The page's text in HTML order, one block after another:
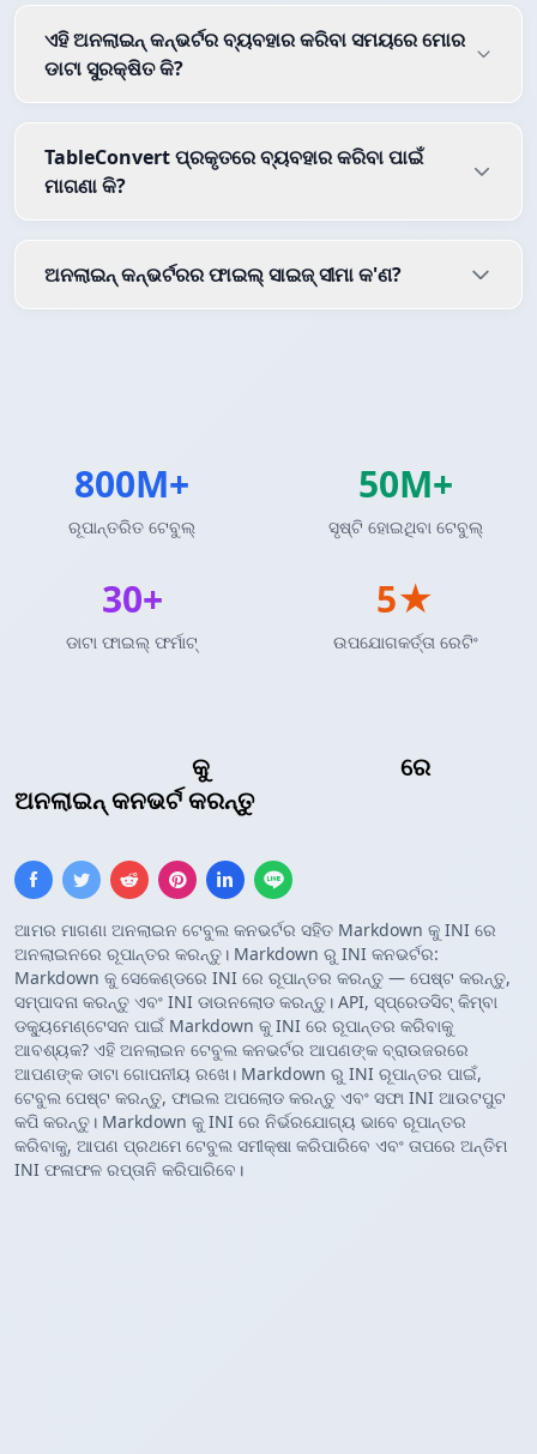
କୁ
ରେ
ଅନଲାଇନ୍ କନଭର୍ଟ କରନ୍ତୁ
ଆମର ମାଗଣା ଅନଲାଇନ ଟେବୁଲ କନଭର୍ଟର ସହିତ Markdown କୁ INI ରେ
ଅନଲାଇନରେ ରୂପାନ୍ତର କରନ୍ତୁ। Markdown ରୁ INI କନଭର୍ଟର:
Markdown କୁ ସେକେଣ୍ଡରେ INI ରେ ରୂପାନ୍ତର କରନ୍ତୁ — ପେଷ୍ଟ କରନ୍ତୁ,
ସମ୍ପାଦନା କରନ୍ତୁ ଏବଂ INI ଡାଉନଲୋଡ କରନ୍ତୁ। API, ସ୍ପ୍ରେଡସିଟ୍ କିମ୍ବା
ଡକ୍ୟୁମେଣ୍ଟେସନ ପାଇଁ Markdown କୁ INI ରେ ରୂପାନ୍ତର କରିବାକୁ
ଆବଶ୍ୟକ? ଏହି ଅନଲାଇନ ଟେବୁଲ କନଭର୍ଟର ଆପଣଙ୍କ ବ୍ରାଉଜରରେ
ଆପଣଙ୍କ ଡାଟା ଗୋପନୀୟ ରଖେ। Markdown ରୁ INI ରୂପାନ୍ତର ପାଇଁ,
ଟେବୁଲ ପେଷ୍ଟ କରନ୍ତୁ, ଫାଇଲ ଅପଲୋଡ କରନ୍ତୁ ଏବଂ ସଫା INI ଆଉଟପୁଟ
କପି କରନ୍ତୁ। Markdown କୁ INI ରେ ନିର୍ଭରଯୋଗ୍ୟ ଭାବେ ରୂପାନ୍ତର
କରିବାକୁ, ଆପଣ ପ୍ରଥମେ ଟେବୁଲ ସମୀକ୍ଷା କରିପାରିବେ ଏବଂ ତାପରେ ଅନ୍ତିମ
INI ଫଳାଫଳ ରପ୍ତାନି କରିପାରିବେ।
ଏହି ଅନଲାଇନ୍ କନ୍ଭର୍ଟର ବ୍ୟବହାର କରିବା ସମୟରେ ମୋର
ଡାଟା ସୁରକ୍ଷିତ କି?
TableConvert ପ୍ରକୃତରେ ବ୍ୟବହାର କରିବା ପାଇଁ
ମାଗଣା କି?
ଅନଲାଇନ୍ କନ୍ଭର୍ଟରର ଫାଇଲ୍ ସାଇଜ୍ ସୀମା କ'ଣ?
800M+
ରୂପାନ୍ତରିତ ଟେବୁଲ୍
50M+
ସୃଷ୍ଟି ହୋଇଥିବା ଟେବୁଲ୍
30+
ଡାଟା ଫାଇଲ୍ ଫର୍ମାଟ୍
5★
ଉପଯୋଗକର୍ତ୍ତା ରେଟିଂ